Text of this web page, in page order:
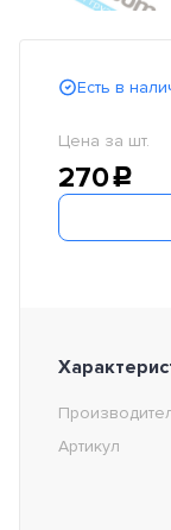
Есть в
Цена за шт.
270c
Артикул